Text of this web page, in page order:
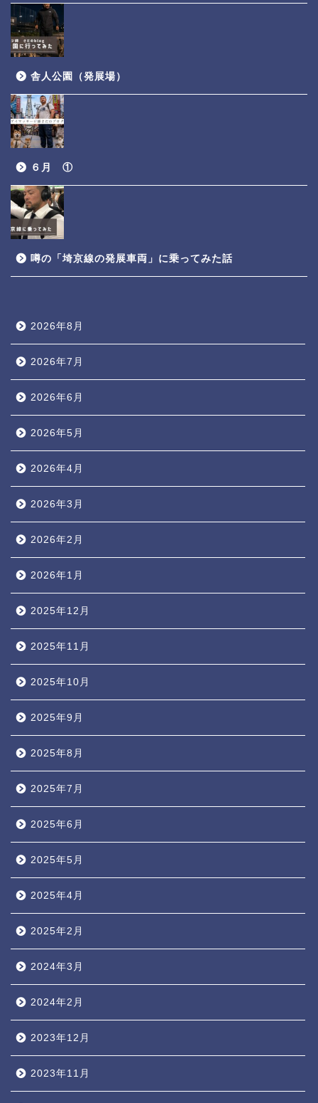
舎人公園（発展場）
６月 ①
噂の「埼京線の発展車両」に乗ってみた話
2026年8月
2026年7月
2026年6月
2026年5月
2026年4月
2026年3月
2026年2月
2026年1月
2025年12月
2025年11月
2025年10月
2025年9月
2025年8月
2025年7月
2025年6月
2025年5月
2025年4月
2025年2月
2024年3月
2024年2月
2023年12月
2023年11月